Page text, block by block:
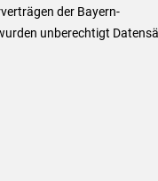
der Bayern-
unberechtigt